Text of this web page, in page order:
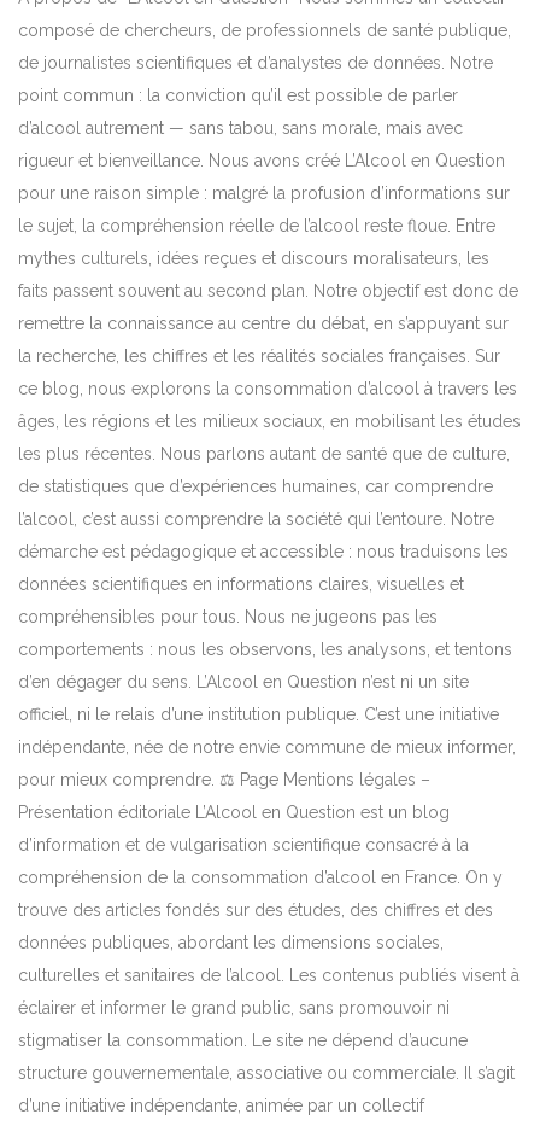
composé de chercheurs, de professionnels de santé publique,
de journalistes scientifiques et d’analystes de données. Notre
point commun : la conviction qu’il est possible de parler
d’alcool autrement — sans tabou, sans morale, mais avec
rigueur et bienveillance. Nous avons créé L’Alcool en Question
pour une raison simple : malgré la profusion d’informations sur
le sujet, la compréhension réelle de l’alcool reste floue. Entre
mythes culturels, idées reçues et discours moralisateurs, les
faits passent souvent au second plan. Notre objectif est donc de
remettre la connaissance au centre du débat, en s’appuyant sur
la recherche, les chiffres et les réalités sociales françaises. Sur
ce blog, nous explorons la consommation d’alcool à travers les
âges, les régions et les milieux sociaux, en mobilisant les études
les plus récentes. Nous parlons autant de santé que de culture,
de statistiques que d’expériences humaines, car comprendre
l’alcool, c’est aussi comprendre la société qui l’entoure. Notre
démarche est pédagogique et accessible : nous traduisons les
données scientifiques en informations claires, visuelles et
compréhensibles pour tous. Nous ne jugeons pas les
comportements : nous les observons, les analysons, et tentons
d’en dégager du sens. L’Alcool en Question n’est ni un site
officiel, ni le relais d’une institution publique. C’est une initiative
indépendante, née de notre envie commune de mieux informer,
pour mieux comprendre. ⚖️ Page Mentions légales –
Présentation éditoriale L’Alcool en Question est un blog
d’information et de vulgarisation scientifique consacré à la
compréhension de la consommation d’alcool en France. On y
trouve des articles fondés sur des études, des chiffres et des
données publiques, abordant les dimensions sociales,
culturelles et sanitaires de l’alcool. Les contenus publiés visent à
éclairer et informer le grand public, sans promouvoir ni
stigmatiser la consommation. Le site ne dépend d’aucune
structure gouvernementale, associative ou commerciale. Il s’agit
d’une initiative indépendante, animée par un collectif